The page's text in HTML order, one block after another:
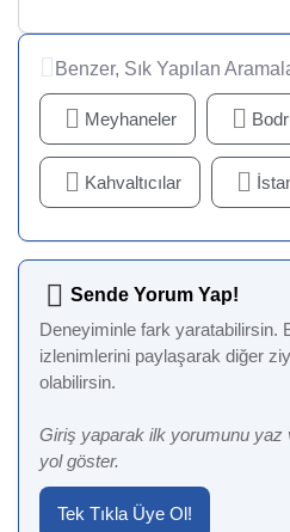
Benzer, Sık Yapılan
Meyhaneler
Kahvaltıcılar
Sende Yorum Yap!
Deneyiminle fark yaratabilirsin.
izlenimlerini paylaşarak diğer
olabilirsin.
Giriş yaparak ilk yorumunu
yol göster.
Tek Tıkla Üye Ol!